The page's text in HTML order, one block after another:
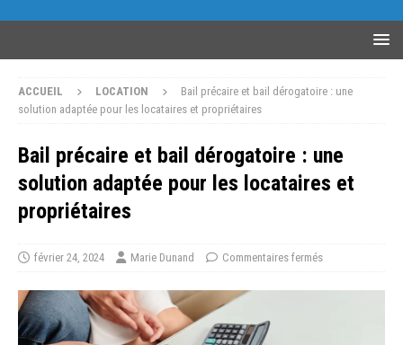
ACCUEIL LOCATION
Bail précaire et bail dérogatoire : une
solution adaptée pour les locataires et propriétaires
Bail précaire et bail dérogatoire : une
solution adaptée pour les locataires et
propriétaires
février 24, 2024 Marie Dunand Commentaires fermés